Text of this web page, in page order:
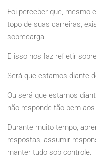
Foi perceber que, mesmo
topo de suas carreiras,
sobrecarga.
E isso nos faz refletir
Será que estamos diante
Ou será que estamos
não responde tão bem
Durante muito tempo,
respostas, assumir
manter tudo sob controle.